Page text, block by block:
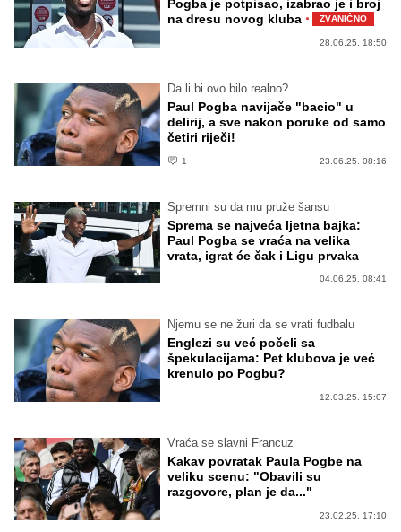
Pogba je potpisao, izabrao je i broj
na dresu novog kluba · ZVANIČNO
28.06.25. 18:50
Da li bi ovo bilo realno?
Paul Pogba navijače "bacio" u
delirij, a sve nakon poruke od samo
četiri riječi!
1 23.06.25. 08:16
Spremni su da mu pruže šansu
Sprema se najveća ljetna bajka:
Paul Pogba se vraća na velika
vrata, igrat će čak i Ligu prvaka
04.06.25. 08:41
Njemu se ne žuri da se vrati fudbalu
Englezi su već počeli sa
špekulacijama: Pet klubova je već
krenulo po Pogbu?
12.03.25. 15:07
Vraća se slavni Francuz
Kakav povratak Paula Pogbe na
veliku scenu: "Obavili su
razgovore, plan je da..."
23.02.25. 17:10